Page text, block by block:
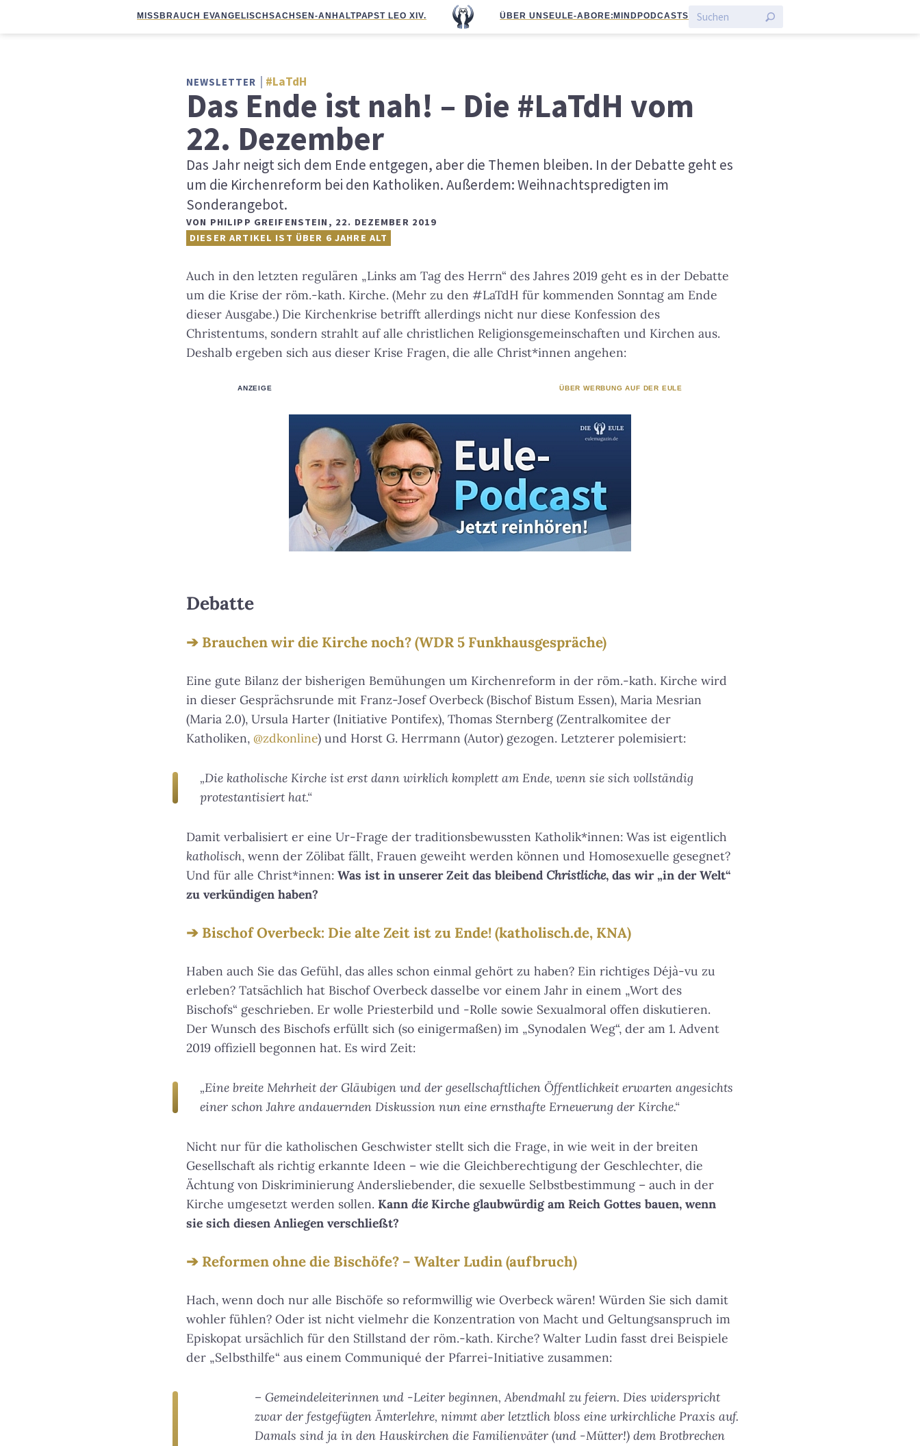
MISSBRAUCH EVANGELISCHSACHSEN-ANHALTPAPST LEO XIV. ÜBER UNS EULE-ABO RE:MIND PODCASTS
NEWSLETTER #LaTdH
Das Ende ist nah! – Die #LaTdH vom
22. Dezember
Das Jahr neigt sich dem Ende entgegen, aber die Themen bleiben. In der Debatte geht es
um die Kirchenreform bei den Katholiken. Außerdem: Weihnachtspredigten im
Sonderangebot.
VON PHILIPP GREIFENSTEIN , 22. DEZEMBER 2019
DIESER ARTIKEL IST ÜBER 6 JAHRE ALT
Auch in den letzten regulären „Links am Tag des Herrn“ des Jahres 2019 geht es in der Debatte
um die Krise der röm.-kath. Kirche. (Mehr zu den #LaTdH für kommenden Sonntag am Ende
dieser Ausgabe.) Die Kirchenkrise betrifft allerdings nicht nur diese Konfession des
Christentums, sondern strahlt auf alle christlichen Religionsgemeinschaften und Kirchen aus.
Deshalb ergeben sich aus dieser Krise Fragen, die alle Christ*innen angehen:
ANZEIGE ÜBER WERBUNG AUF DER EULE
Debatte
Brauchen wir die Kirche noch? (WDR 5 Funkhausgespräche)
Eine gute Bilanz der bisherigen Bemühungen um Kirchenreform in der röm.-kath. Kirche wird
in dieser Gesprächsrunde mit Franz-Josef Overbeck (Bischof Bistum Essen), Maria Mesrian
(Maria 2.0), Ursula Harter (Initiative Pontifex), Thomas Sternberg (Zentralkomitee der
Katholiken, @zdkonline) und Horst G. Herrmann (Autor) gezogen. Letzterer polemisiert:
„Die katholische Kirche ist erst dann wirklich komplett am Ende, wenn sie sich vollständig
protestantisiert hat.“
Damit verbalisiert er eine Ur-Frage der traditionsbewussten Katholik*innen: Was ist eigentlich
katholisch, wenn der Zölibat fällt, Frauen geweiht werden können und Homosexuelle gesegnet?
Und für alle Christ*innen: Was ist in unserer Zeit das bleibend Christliche, das wir „in der Welt“
zu verkündigen haben?
Bischof Overbeck: Die alte Zeit ist zu Ende! (katholisch.de, KNA)
Haben auch Sie das Gefühl, das alles schon einmal gehört zu haben? Ein richtiges Déjà-vu zu
erleben? Tatsächlich hat Bischof Overbeck dasselbe vor einem Jahr in einem „Wort des
Bischofs“ geschrieben. Er wolle Priesterbild und -Rolle sowie Sexualmoral offen diskutieren.
Der Wunsch des Bischofs erfüllt sich (so einigermaßen) im „Synodalen Weg“, der am 1. Advent
2019 offiziell begonnen hat. Es wird Zeit:
„Eine breite Mehrheit der Gläubigen und der gesellschaftlichen Öffentlichkeit erwarten angesichts
einer schon Jahre andauernden Diskussion nun eine ernsthafte Erneuerung der Kirche.“
Nicht nur für die katholischen Geschwister stellt sich die Frage, in wie weit in der breiten
Gesellschaft als richtig erkannte Ideen – wie die Gleichberechtigung der Geschlechter, die
Ächtung von Diskriminierung Andersliebender, die sexuelle Selbstbestimmung – auch in der
Kirche umgesetzt werden sollen. Kann dieKirche glaubwürdig am Reich Gottes bauen, wenn
sie sich diesen Anliegen verschließt?
Reformen ohne die Bischöfe? – Walter Ludin (aufbruch)
Hach, wenn doch nur alle Bischöfe so reformwillig wie Overbeck wären! Würden Sie sich damit
wohler fühlen? Oder ist nicht vielmehr die Konzentration von Macht und Geltungsanspruch im
Episkopat ursächlich für den Stillstand der röm.-kath. Kirche? Walter Ludin fasst drei Beispiele
der „Selbsthilfe“ aus einem Communiqué der Pfarrei-Initiative zusammen:
– Gemeindeleiterinnen und -Leiter beginnen, Abendmahl zu feiern. Dies widerspricht
zwar der festgefügten Ämterlehre, nimmt aber letztlich bloss eine urkirchliche Praxis auf.
Damals sind ja in den Hauskirchen die Familienväter (und -Mütter!) dem Brotbrechen